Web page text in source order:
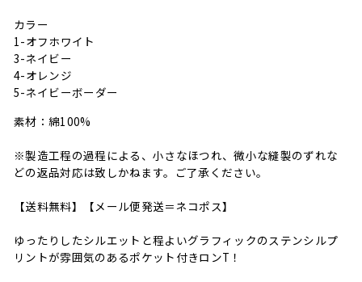
カラー
1-オフホワイト
3-ネイビー
4-オレンジ
5-ネイビーボーダー
素材 ：綿100%
※製造工程の過程による、小さなほつれ、微小な縫製のずれな
どの返品対応は致しかねます。ご了承ください。
【送料無料】【メール便発送＝ネコポス】
ゆったりしたシルエットと程よいグラフィックのステンシルプ
リントが雰囲気のあるポケット付きロンT！